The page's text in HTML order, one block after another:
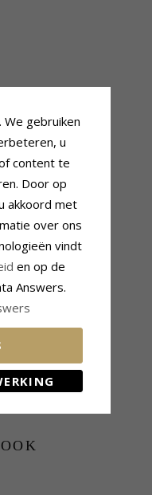
We gebruiken
u
content te
Door op
akkoord met
over ons
vindt
en op de
Answers.